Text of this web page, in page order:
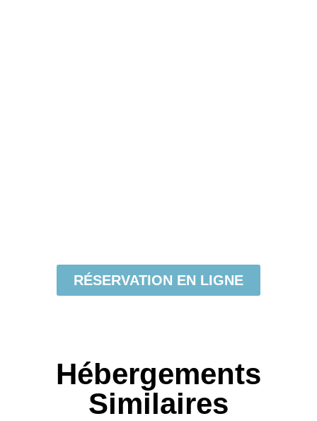
RÉSERVATION EN LIGNE
Hébergements
Similaires